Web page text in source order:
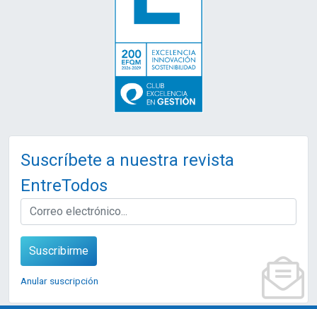
Suscríbete a nuestra revista
EntreTodos
EMAIL
Suscribirme
Anular suscripción